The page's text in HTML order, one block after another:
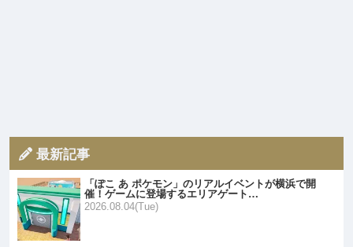
最新記事
「ぽこ あ ポケモン」のリアルイベントが横浜で開
催！ゲームに登場するエリアゲート…
2026.08.04(Tue)